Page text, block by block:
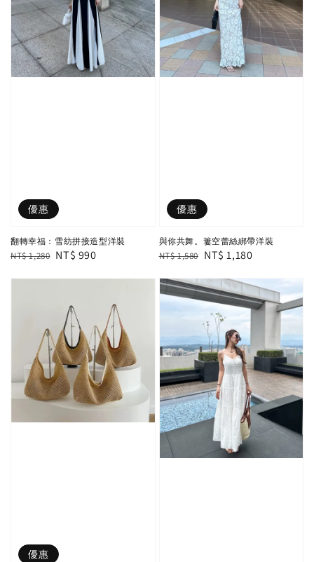
優惠
翻轉幸福：雪紡拼接造型洋裝
Regular
NT$ 1,280 Sale
NT$ 990
優惠
與你共舞。簍空蕾絲綁帶洋裝
Regular
NT$ 1,580 Sale
NT$ 1,180
優惠